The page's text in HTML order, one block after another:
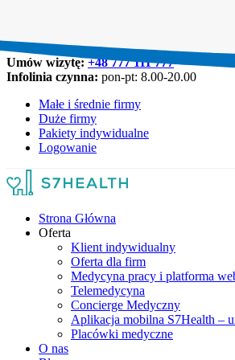
Umów wizytę:+48 777 111 777
Infolinia czynna: pon-pt: 8.00-20.00
Małe i średnie firmy
Duże firmy
Pakiety indywidualne
Logowanie
Strona Główna
Oferta
Klient indywidualny
Oferta dla firm
Medycyna pracy i platforma
Telemedycyna
Concierge Medyczny
Aplikacja mobilna S7Health –
Placówki medyczne
O nas